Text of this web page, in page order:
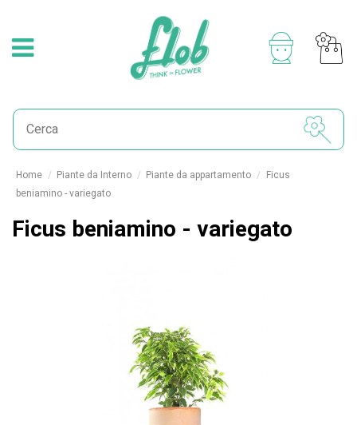
Home Piante da Interno Piante da appartamento
Ficus
beniamino - variegato
Ficus beniamino - variegato